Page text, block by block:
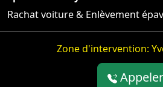
Rachat voiture & Enlèvement
Zone d'intervention:
Appeler